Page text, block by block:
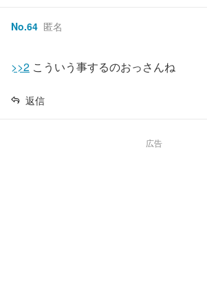
No.64 匿名
>>2 こういう事するのおっさんね
返信
広告